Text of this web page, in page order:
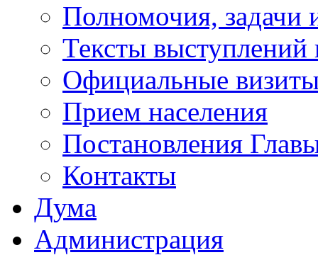
Полномочия, задачи
Тексты выступлений
Официальные
Прием населения
Постановления
Контакты
Дума
Администрация